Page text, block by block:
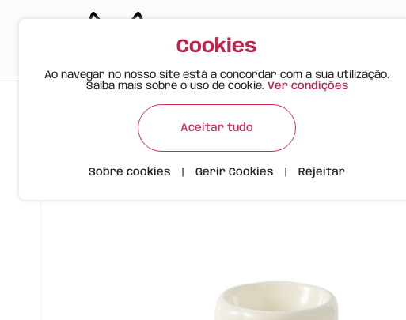
Produtos > > Taça Cerâmica Formato Flor | 130ml | Beige
Cookies
Ao navegar no nosso site está a concordar com a sua utilização.
Saiba mais sobre o uso de cookie. Ver condições
Aceitar tudo
Sobre cookies Gerir Cookies Rejeitar